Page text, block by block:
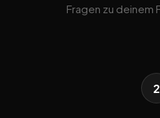
Fragen zu
2